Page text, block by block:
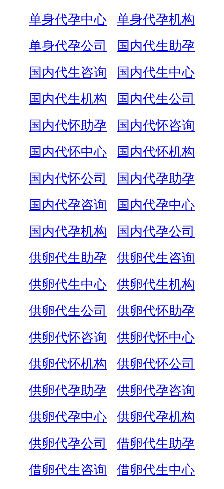
单身代孕中心
单身代孕机构
单身代孕公司
国内代生助孕
国内代生咨询
国内代生中心
国内代生机构
国内代生公司
国内代怀助孕
国内代怀咨询
国内代怀中心
国内代怀机构
国内代怀公司
国内代孕助孕
国内代孕咨询
国内代孕中心
国内代孕机构
国内代孕公司
供卵代生助孕
供卵代生咨询
供卵代生中心
供卵代生机构
供卵代生公司
供卵代怀助孕
供卵代怀咨询
供卵代怀中心
供卵代怀机构
供卵代怀公司
供卵代孕助孕
供卵代孕咨询
供卵代孕中心
供卵代孕机构
供卵代孕公司
借卵代生助孕
借卵代生咨询
借卵代生中心